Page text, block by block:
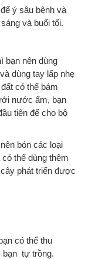
ý sâu bệnh và
và buổi tối.
bạn nên dùng
dùng tay lấp nhẹ
có thể bám
nước ẩm, bạn
tiên để cho bộ
bón các loại
thể dùng thêm
phát triển được
có thể thu
bạn tự trồng.